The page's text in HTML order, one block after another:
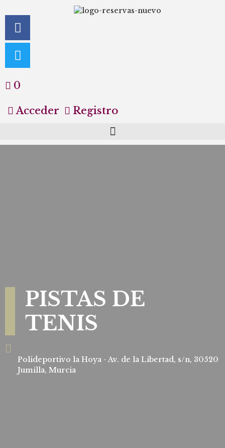
0
Acceder Registro
PISTAS DE
TENIS
Polideportivo la Hoya - Av. de la Libertad, s/n, 30520
Jumilla, Murcia